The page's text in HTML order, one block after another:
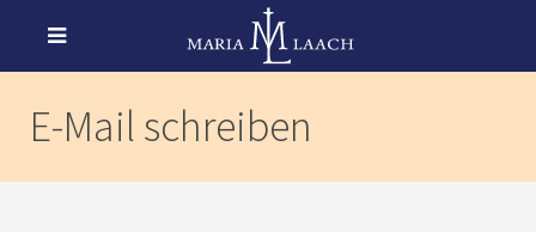
E-Mail schreiben